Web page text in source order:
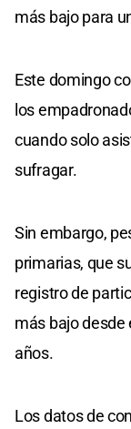
más bajo para
Este domingo
los
cuando solo
sufragar.
Sin embargo,
primarias, que
registro de
más bajo desde
años.
Los datos de